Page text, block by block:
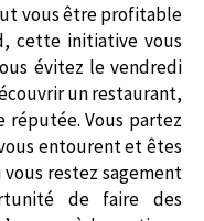
vous être profitable
cette initiative vous
évitez le vendredi
un restaurant,
réputée. Vous partez
entourent et êtes
restez sagement
de faire des